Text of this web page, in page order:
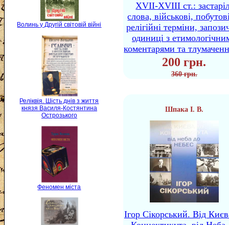
Волинь у Другій світовій війні
Реліквія. Шість днів з життя
князя Василя-Костянтина
Острозького
Феномен міста
XVII-XVIII ст.:
слова, військові,
релігійні терміни,
одиниці з
коментарями та
200 грн.
360 грн.
Шпака І. В.
Ігор Сікорський. Від